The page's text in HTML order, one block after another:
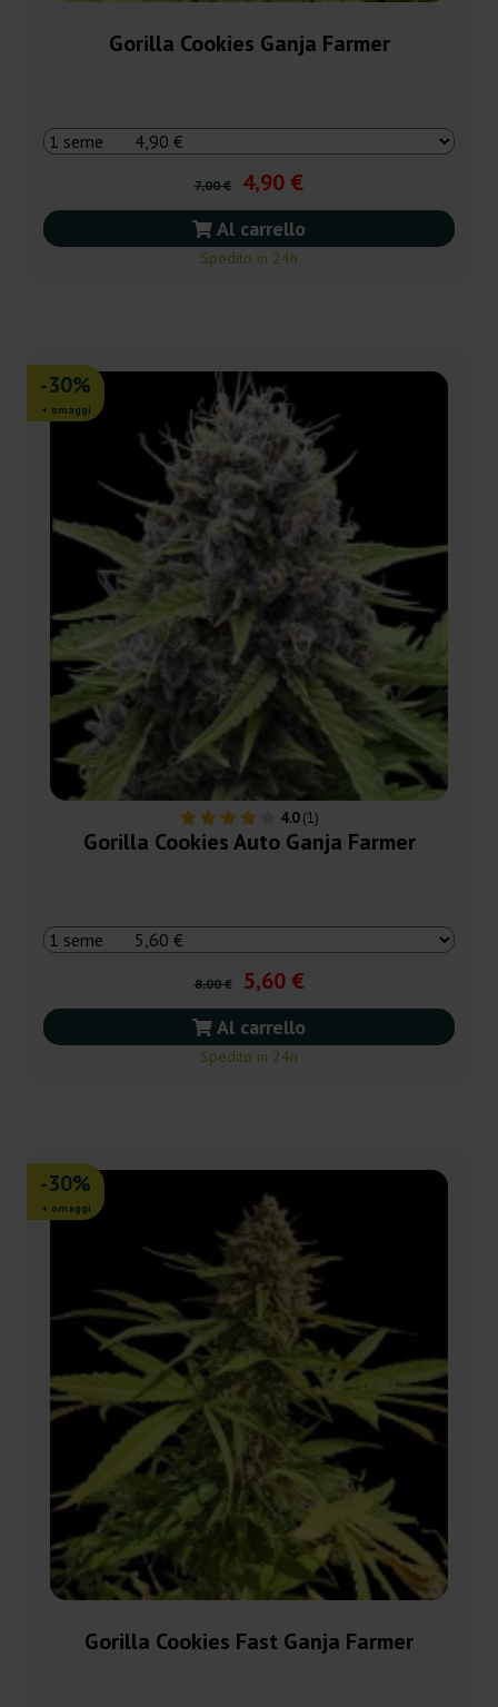
Gorilla Cookies Ganja Farmer
7,00 € 4,90 €
Al carrello
Spedito in 24h
4.0(1)
-30%
+ omaggi
Gorilla Cookies Auto Ganja Farmer
8,00 € 5,60 €
Al carrello
Spedito in 24h
-30%
+ omaggi
Gorilla Cookies Fast Ganja Farmer